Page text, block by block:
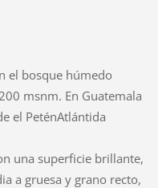
el bosque húmedo
msnm. En Guatemala
el PeténAtlántida
una superficie brillante,
a gruesa y grano recto,